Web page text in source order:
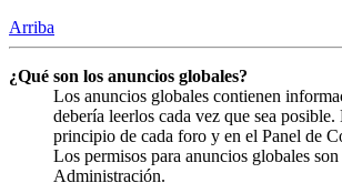
Arriba
¿Qué son los anuncios globales?
Los anuncios globales contienen
debería leerlos cada vez que sea posible.
principio de cada foro y en el Panel de
Los permisos para anuncios globales
Administración.